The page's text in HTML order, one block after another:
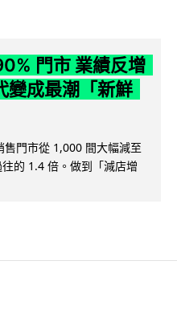
門市 業績反增
變成最潮「新鮮
售門市從 1,000 間大幅減至
的 1.4 倍。做到「減店增